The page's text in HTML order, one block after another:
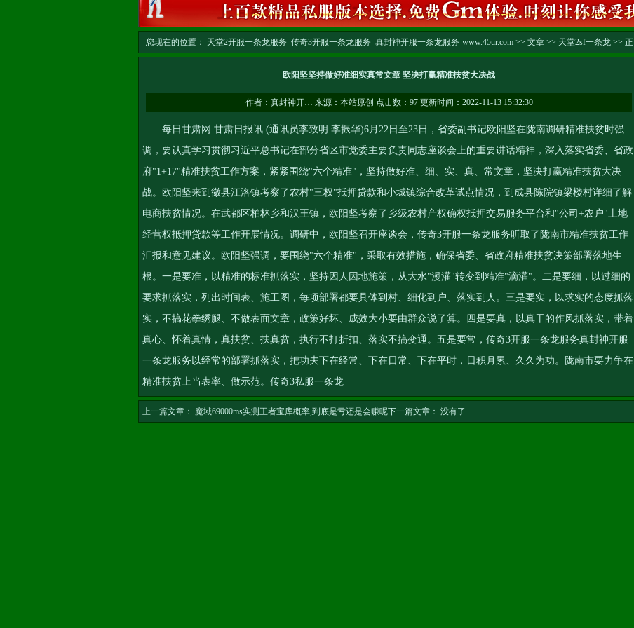
您现在的位置： 天堂2开服一条龙服务_传奇3开服一条龙服务_真封神开服一条龙服务-www.45ur.com >> 文章 >> 天堂2sf一条龙 >> 正
欧阳坚坚持做好准细实真常文章 坚决打赢精准扶贫大决战
作者： 真封神开… 来源：本站原创 点击数： 97 更新时间：2022-11-13 15:32:30
每日甘肃网 甘肃日报讯 (通讯员李致明 李振华)6月22日至23日，省委副书记欧阳坚在陇南调研精准扶贫时强
调，要认真学习贯彻习近平总书记在部分省区市党委主要负责同志座谈会上的重要讲话精神，深入落实省委、省政
府"1+17"精准扶贫工作方案，紧紧围绕"六个精准"，坚持做好准、细、实、真、常文章，坚决打赢精准扶贫大决
战。欧阳坚来到徽县江洛镇考察了农村"三权"抵押贷款和小城镇综合改革试点情况，到成县陈院镇梁楼村详细了解
电商扶贫情况。在武都区柏林乡和汉王镇，欧阳坚考察了乡级农村产权确权抵押交易服务平台和"公司+农户"土地
经营权抵押贷款等工作开展情况。调研中，欧阳坚召开座谈会， 传奇3开服一条龙服务听取了陇南市精准扶贫工作
汇报和意见建议。欧阳坚强调，要围绕"六个精准"，采取有效措施，确保省委、省政府精准扶贫决策部署落地生
根。一是要准，以精准的标准抓落实，坚持因人因地施策，从大水"漫灌"转变到精准"滴灌"。二是要细，以过细的
要求抓落实，列出时间表、施工图，每项部署都要具体到村、细化到户、落实到人。三是要实，以求实的态度抓落
实，不搞花拳绣腿、不做表面文章，政策好坏、成效大小要由群众说了算。四是要真，以真干的作风抓落实，带着
真心、怀着真情，真扶贫、扶真贫，执行不打折扣、落实不搞变通。五是要常， 传奇3开服一条龙服务真封神开服
一条龙服务 以经常的部署抓落实，把功夫下在经常、下在日常、下在平时，日积月累、久久为功。陇南市要力争在
精准扶贫上当表率、做示范。 传奇3私服一条龙
上一篇文章： 魔域69000ms实测王者宝库概率,到底是亏还是会赚呢下一篇文章： 没有了